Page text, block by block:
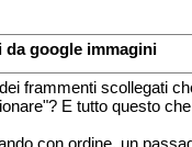
da google immagini
frammenti scollegati
E tutto questo